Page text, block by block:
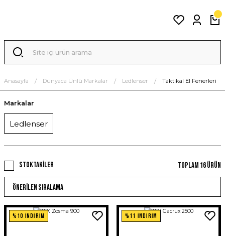
Anasayfa Dünyaca Ünlü Markalar Ledlenser Taktikal El Fenerleri
Markalar
Ledlenser
Stoktakiler Toplam 16 ürün
%10 İNDİRİM %11 İNDİRİM